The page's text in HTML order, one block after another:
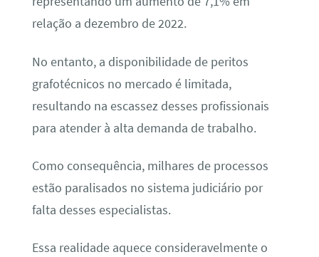
relação a dezembro de 2022.
No entanto, a disponibilidade de peritos
grafotécnicos no mercado é limitada,
resultando na escassez desses profissionais
para atender à alta demanda de trabalho.
Como consequência, milhares de processos
estão paralisados no sistema judiciário por
falta desses especialistas.
Essa realidade aquece consideravelmente o